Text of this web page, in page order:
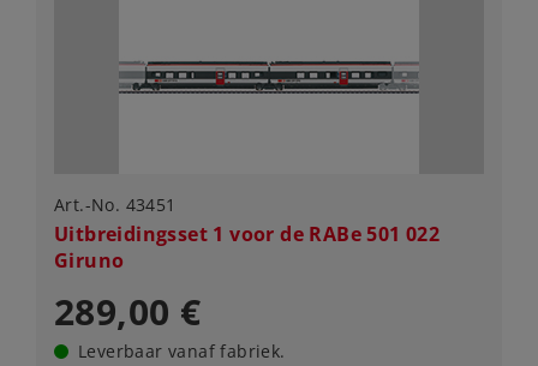
Art.-No. 43451
Uitbreidingsset 1 voor de RABe 501 022
Giruno
289,00 €
Leverbaar vanaf fabriek.